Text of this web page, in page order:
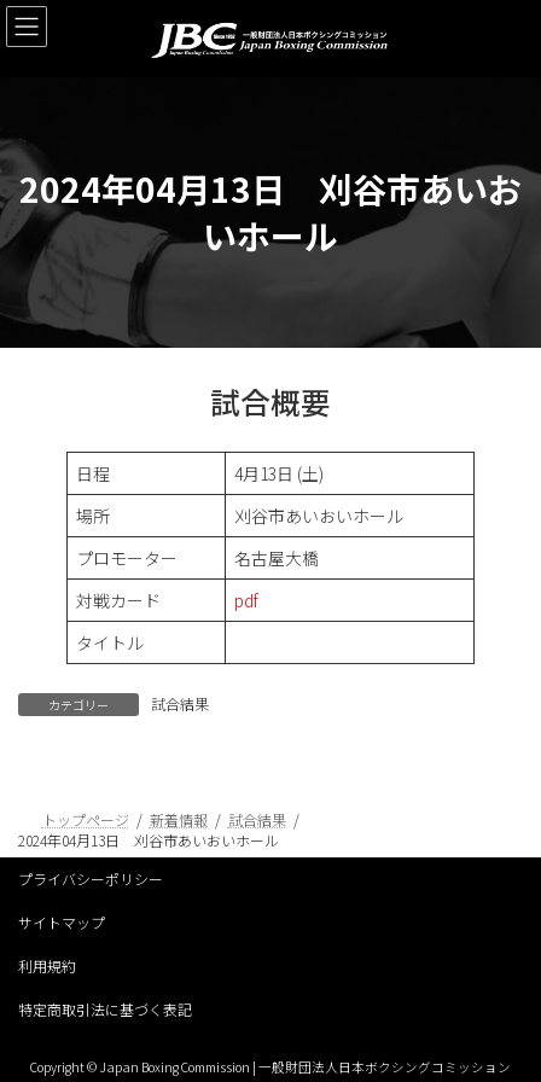
コ
ン
ス
キ
ッ
ナ
ビ
ン
に
移 2024年04月13日 刈谷市あいお
いホール
試合概要
日程
4月13日 (土)
場所
刈谷市あいおいホール
プロモーター
名古屋大橋
対戦カード
pdf
タイトル
カテゴリー 試合結果
トップページ 新着情報
試合結果
2024年04月13日 刈谷市あいおいホール
プライバシーポリシー
サイトマップ
利用規約
特定商取引法に基づく表記
Copyright © Japan Boxing Commission | 一般財団法人日本ボクシングコミッション